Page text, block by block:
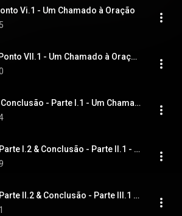
Vi.1 - Um Chamado à Oração
Ponto Vi.2 & Ponto VII.1 - Um Chamado à Oração
Ponto VII.2 & Conclusão - Parte I.1 - Um Chamado à Oração
Conclusão - Parte I.2 & Conclusão - Parte II.1 - Um Chamado à Oração
Conclusão - Parte II.2 & Conclusão - Parte III.1 - Um Chamado à Oração